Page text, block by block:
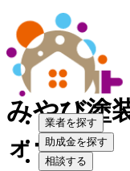
業者を探す
助成金を探す
相談する
みやび塗
ォーム